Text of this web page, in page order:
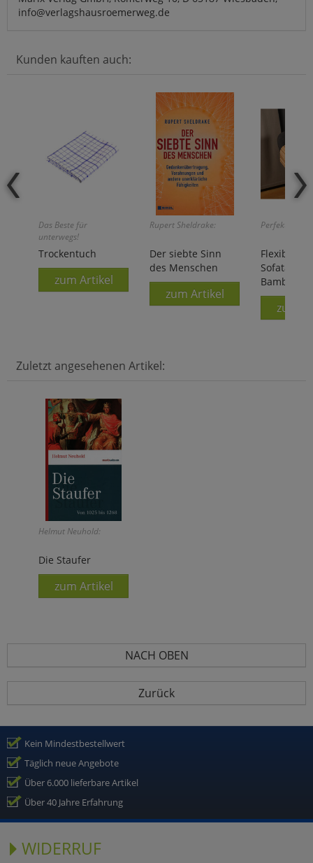
info@verlagshausroemerweg.de
Kunden kauften auch:
Das Beste für
unterwegs!
Trockentuch
zum Artikel
Rupert Sheldrake:
Der siebte Sinn
des Menschen
zum Artikel
Perfekt
Flexibles
Bambus
zum
Zuletzt angesehenen Artikel:
Helmut Neuhold:
Die Staufer
zum Artikel
NACH OBEN
Zurück
Kein Mindestbestellwert
Täglich neue Angebote
Über 6.000 lieferbare Artikel
Über 40 Jahre Erfahrung
WIDERRUF